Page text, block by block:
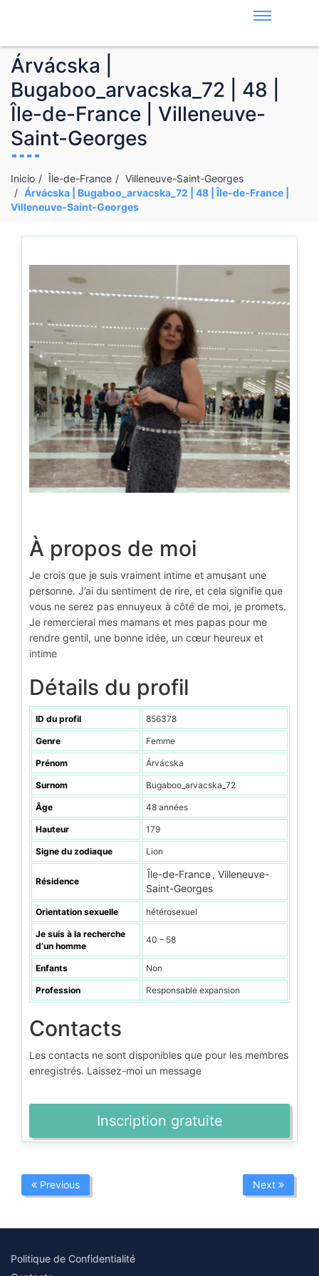
Árvácska |
Bugaboo_arvacska_72 | 48 |
Île-de-France | Villeneuve-
Saint-Georges
Inicio Île-de-France
Villeneuve-Saint-Georges
Árvácska | Bugaboo_arvacska_72 | 48 | Île-de-France |
Villeneuve-Saint-Georges
À propos de moi
Je crois que je suis vraiment intime et amusant une
personne. J’ai du sentiment de rire, et cela signifie que
vous ne serez pas ennuyeux à côté de moi, je promets.
Je remercierai mes mamans et mes papas pour me
rendre gentil, une bonne idée, un cœur heureux et
intime
Détails du profil
ID du profil 856378
Genre Femme
Prénom Árvácska
Surnom Bugaboo_arvacska_72
Âge 48 années
Hauteur 179
Signe du zodiaque Lion
Résidence
Île-de-France , Villeneuve-
Saint-Georges
Orientation sexuelle hétérosexuel
Je suis à la recherche
d’un homme
40 – 58
Enfants Non
Profession Responsable expansion
Contacts
Les contacts ne sont disponibles que pour les membres
enregistrés. Laissez-moi un message
Inscription gratuite
Previous Next
Politique de Confidentialité